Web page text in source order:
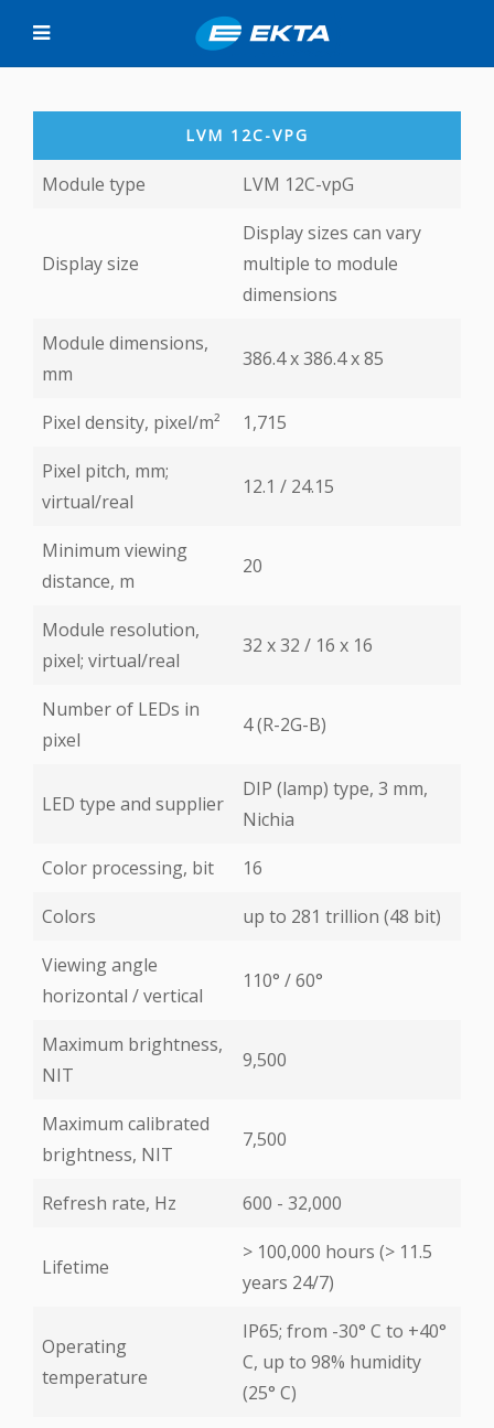
LVM 12C-VPG
Module type LVM 12C-vpG
Display size
Display sizes can vary
multiple to module
dimensions
Module dimensions,
mm
386.4 x 386.4 х 85
Pixel density, pixel/m²
1,715
Pixel pitch, mm;
virtual/real
12.1 / 24.15
Minimum viewing
distance, m
20
Module resolution,
pixel; virtual/real
32 х 32 / 16 х 16
Number of LEDs in
pixel
4 (R-2G-B)
LED type and supplier
DIP (lamp) type, 3 mm,
Nichia
Color processing, bit
16
Colors
up to 281 trillion (48 bit)
Viewing angle
horizontal / vertical
110° / 60°
Maximum brightness,
NIT
9,500
Maximum calibrated
brightness, NIT
7,500
Refresh rate, Hz 600 - 32,000
Lifetime
> 100,000 hours (> 11.5
years 24/7)
Operating
temperature
IP65; from -30° С to +40°
С, up to 98% humidity
(25° С)